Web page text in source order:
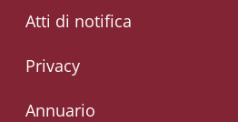
Atti di notifica
Privacy
Annuario